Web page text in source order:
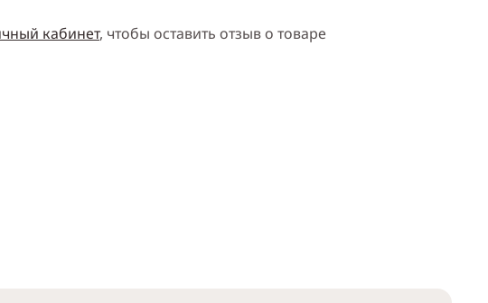
кабинет, чтобы оставить отзыв о товаре